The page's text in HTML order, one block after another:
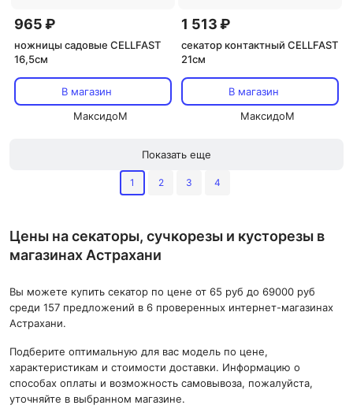
965 ₽
ножницы садовые CELLFAST
16,5см
В магазин
МаксидоМ
1 513 ₽
секатор контактный CELLFAST
21см
В магазин
МаксидоМ
Показать еще
1 2 3 4
Цены на секаторы, сучкорезы и кусторезы в
магазинах Астрахани
Вы можете купить секатор по цене от 65 руб до 69000 руб
среди 157 предложений в 6 проверенных интернет-магазинах
Астрахани.
Подберите оптимальную для вас модель по цене,
характеристикам и стоимости доставки. Информацию о
способах оплаты и возможность самовывоза, пожалуйста,
уточняйте в выбранном магазине.